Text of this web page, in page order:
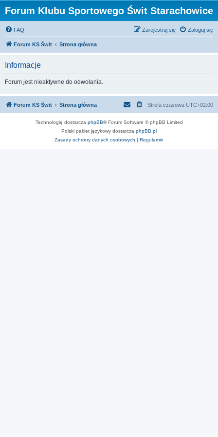
Forum Klubu Sportowego Świt Starachowice
FAQ Zaloguj się
Zarejestruj się
Forum KS Świt Strona główna
Informacje
Forum jest nieaktywne do odwołania.
Forum KS Świt Strona główna Strefa czasowa UTC+02:00
Technologię dostarcza phpBB® Forum Software © phpBB Limited
Polski pakiet językowy dostarcza phpBB.pl
Zasady ochrony danych osobowych | Regulamin